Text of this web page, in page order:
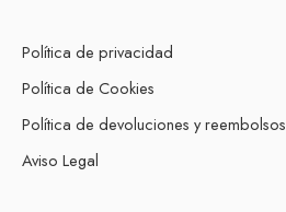
Política de privacidad
Política de Cookies
Política de devoluciones y reembolsos
Aviso Legal